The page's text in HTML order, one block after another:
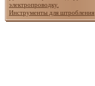
электропроводку.
Инструменты для штробления